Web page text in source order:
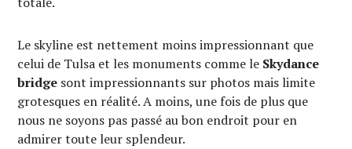
Le skyline est nettement moins impressionnant que
celui de Tulsa et les monuments comme le Skydance
bridge sont impressionnants sur photos mais limite
grotesques en réalité. A moins, une fois de plus que
nous ne soyons pas passé au bon endroit pour en
admirer toute leur splendeur.